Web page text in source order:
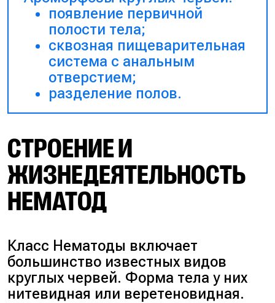
появление первичной
полости тела;
сквозная пищеварительная
система с анальным
отверстием;
разделение полов.
СТРОЕНИЕ И
ЖИЗНЕДЕЯТЕЛЬНОСТЬ
НЕМАТОД
Класс Нематоды включает
большинство известных видов
круглых червей. Форма тела у них
нитевидная или веретеновидная.